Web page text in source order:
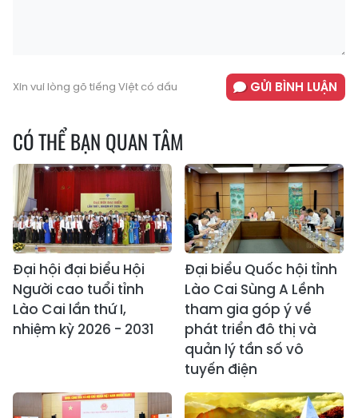
Xin vui lòng gõ tiếng Việt có dấu GỬI BÌNH LUẬN
CÓ THỂ BẠN QUAN TÂM
Đại hội đại biểu Hội
Người cao tuổi tỉnh
Lào Cai lần thứ I,
nhiệm kỳ 2026 - 2031
Đại biểu Quốc hội tỉnh
Lào Cai Sùng A Lềnh
tham gia góp ý về
phát triển đô thị và
quản lý tần số vô
tuyến điện